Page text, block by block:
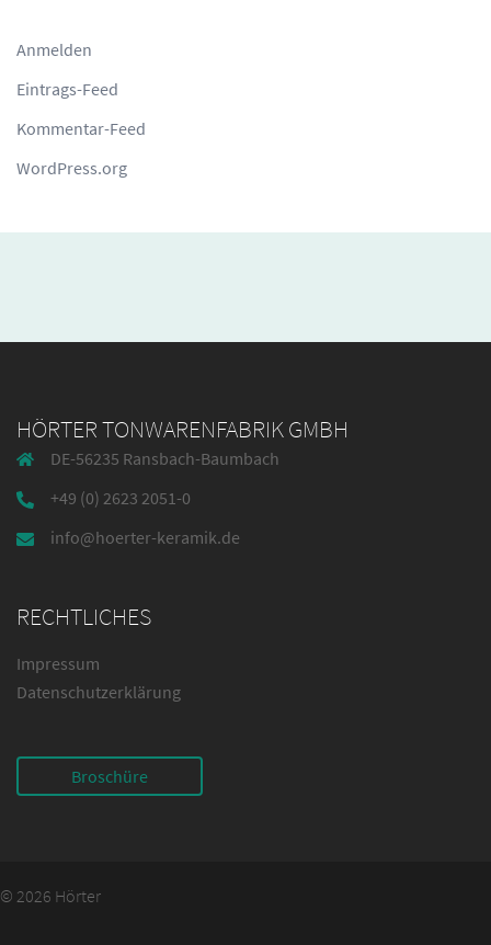
Anmelden
Eintrags-Feed
Kommentar-Feed
WordPress.org
HÖRTER TONWARENFABRIK GMBH
DE-56235 Ransbach-Baumbach
+49 (0) 2623 2051-0
info@hoerter-keramik.de
RECHTLICHES
Impressum
Datenschutzerklärung
Broschüre
© 2026 Hörter